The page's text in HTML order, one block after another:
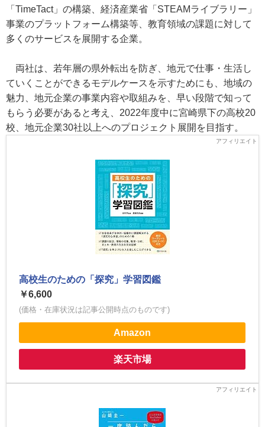
「TimeTact」の構築、経済産業省「STEAMライブラリー」
事業のプラットフォーム構築等、教育領域の課題に対して
多くのサービスを展開する企業。
両社は、若年層の県外転出を防ぎ、地元で仕事・生活し
ていくことができるモデルケースを示すためにも、地域の
魅力、地元企業の事業内容や取組みを、早い段階で知って
もらう必要があると考え、2022年度中に宮崎県下の高校20
校、地元企業30社以上へのプロジェクト展開を目指す。
高校生のための「探究」学習図鑑
￥6,600
(価格・在庫状況は記事公開時点のものです)
Amazon
楽天市場